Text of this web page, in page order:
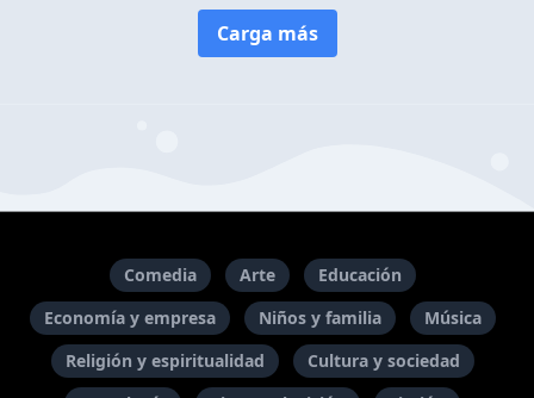
Carga más
Comedia Arte
Educación
Economía y empresa
Niños y familia
Música
Religión y espiritualidad
Cultura y sociedad